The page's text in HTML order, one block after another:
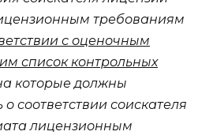
требованиям
с оценочным
список контрольных
которые должны
о соответствии соискателя
лицензионным